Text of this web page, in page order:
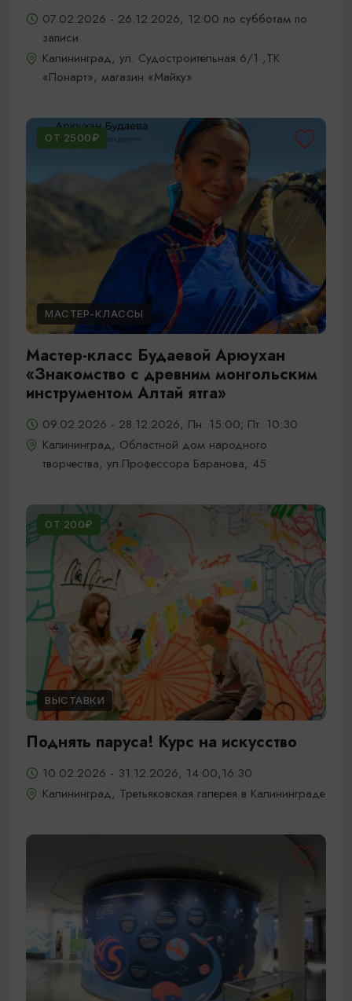
07.02.2026 - 26.12.2026, 12:00 по субботам по
записи
Калининград, ул. Судостроительная 6/1 ,ТК
«Понарт», магазин «Майку»
ОТ 2500₽
МАСТЕР-КЛАССЫ
Мастер-класс Будаевой Арюухан
«Знакомство с древним монгольским
инструментом Алтай ятга»
09.02.2026 - 28.12.2026, Пн. 15:00; Пт. 10:30
Калининград, Областной дом народного
творчества, ул.Профессора Баранова, 45
ОТ 200₽
ВЫСТАВКИ
Поднять паруса! Курс на искусство
10.02.2026 - 31.12.2026, 14:00,16:30
Калининград, Третьяковская галерея в Калининграде